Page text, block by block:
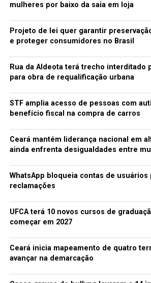
Imola, quando Ayrton me ligou quase
coisas que ele me disse durante aquela
sentimos sua falta”, algo que foi
pela TV francesa, eles (os produtores
isso. E não é porque pareço o cara
importo muito com isso. Eu estou vivo,
Senna foi, como lutamos e também o
final. Nossa história não terminou em
confessando estar mais preocupado
dia do que quando o filme foi lançado.
Fonte: Globo Esporte
Corrida em Daytona tem grave
espectadores ficam feridos
mulheres por baixo da saia em loja
Projeto de lei quer garantir
e proteger consumidores no Brasil
Rua da Aldeota terá trecho interditado
para obra de requalificação urbana
STF amplia acesso de pessoas com
benefício fiscal na compra de carros
Ceará mantém liderança nacional em
ainda enfrenta desigualdades entre
WhatsApp bloqueia contas de usuários
reclamações
UFCA terá 10 novos cursos de
começar em 2027
Ceará inicia mapeamento de quatro
avançar na demarcação